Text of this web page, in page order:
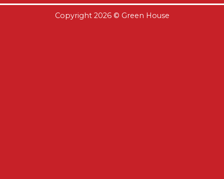
Copyright 2026 © Green House